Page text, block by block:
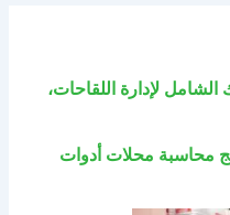
الشامل لإدارة اللقاحات،
محاسبة محلات أدوات